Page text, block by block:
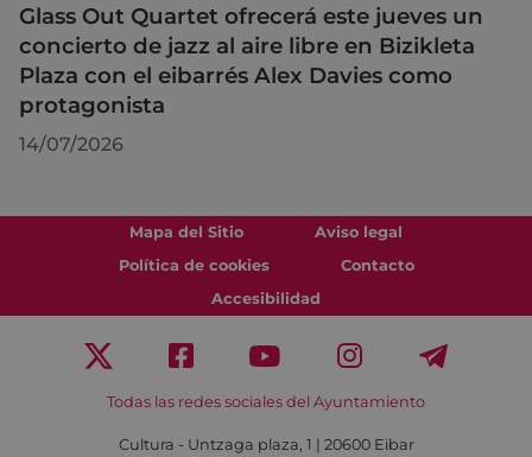
Glass Out Quartet ofrecerá este jueves un
concierto de jazz al aire libre en Bizikleta
Plaza con el eibarrés Alex Davies como
protagonista
14/07/2026
Mapa del Sitio
Aviso legal
Política de cookies
Contacto
Accesibilidad
Todas las redes sociales del Ayuntamiento
Cultura - Untzaga plaza, 1 | 20600 Eibar